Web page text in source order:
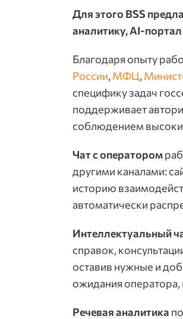
Для этого BSS
аналитику, AI-
Благодаря опыту
России, МФЦ,
специфику задач
поддерживает
соблюдением
Чат с оператором
другими каналами:
историю
автоматически
Интеллектуальный
справок,
оставив нужные и
ожидания оператора,
Речевая аналитика